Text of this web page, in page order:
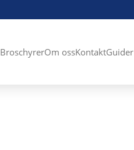
BroschyrerOm ossKontaktGuider